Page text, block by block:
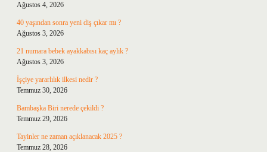
Ağustos 4, 2026
40 yaşından sonra yeni diş çıkar mı ?
Ağustos 3, 2026
21 numara bebek ayakkabısı kaç aylık ?
Ağustos 3, 2026
İşçiye yararlılık ilkesi nedir ?
Temmuz 30, 2026
Bambaşka Biri nerede çekildi ?
Temmuz 29, 2026
Tayinler ne zaman açıklanacak 2025 ?
Temmuz 28, 2026